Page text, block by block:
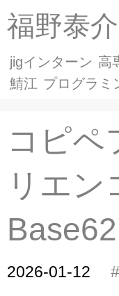
福野泰
jigインターン 高
鯖江 プログラミ
コピペ
リエン
2026-01-12